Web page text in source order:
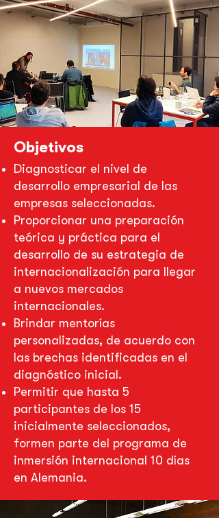
Objetivos
Diagnosticar el nivel de
desarrollo empresarial de las
empresas seleccionadas.
Proporcionar una preparación
teórica y práctica para el
desarrollo de su estrategia de
internacionalización para llegar
a nuevos mercados
internacionales.
Brindar mentorías
personalizadas, de acuerdo con
las brechas identificadas en el
diagnóstico inicial.
Permitir que hasta 5
participantes de los 15
inicialmente seleccionados,
formen parte del programa de
inmersión internacional 10 días
en Alemania.